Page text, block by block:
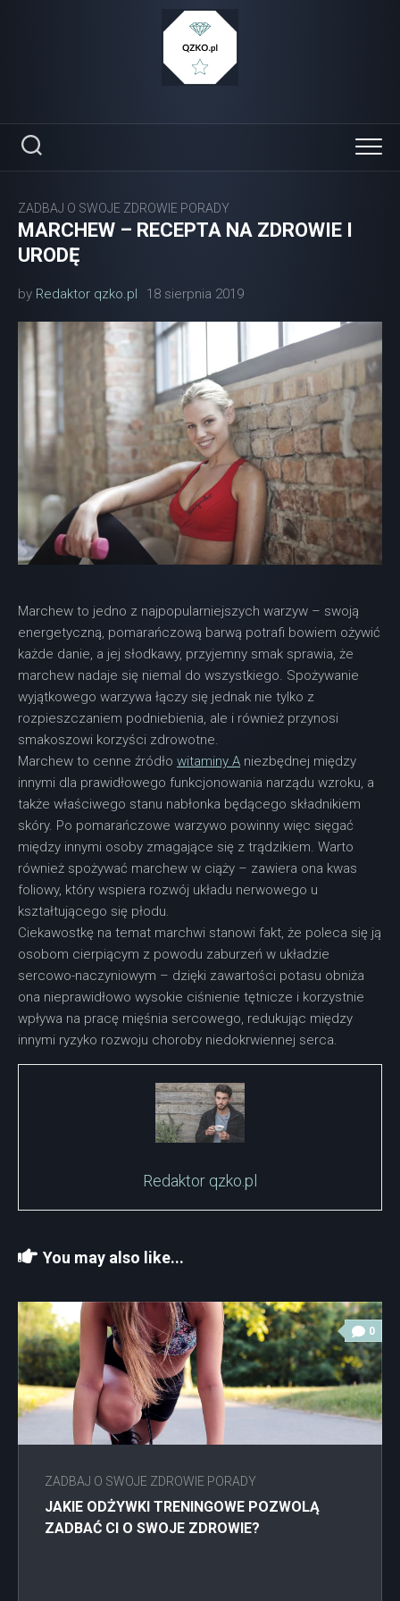
ZADBAJ O SWOJE ZDROWIE PORADY
MARCHEW – RECEPTA NA ZDROWIE I
URODĘ
by Redaktor qzko.pl 18 sierpnia 2019
Marchew to jedno z najpopularniejszych warzyw – swoją
energetyczną, pomarańczową barwą potrafi bowiem ożywić
każde danie, a jej słodkawy, przyjemny smak sprawia, że
marchew nadaje się niemal do wszystkiego. Spożywanie
wyjątkowego warzywa łączy się jednak nie tylko z
rozpieszczaniem podniebienia, ale i również przynosi
smakoszowi korzyści zdrowotne.
Marchew to cenne źródło witaminy A niezbędnej między
innymi dla prawidłowego funkcjonowania narządu wzroku, a
także właściwego stanu nabłonka będącego składnikiem
skóry. Po pomarańczowe warzywo powinny więc sięgać
między innymi osoby zmagające się z trądzikiem. Warto
również spożywać marchew w ciąży – zawiera ona kwas
foliowy, który wspiera rozwój układu nerwowego u
kształtującego się płodu.
Ciekawostkę na temat marchwi stanowi fakt, że poleca się ją
osobom cierpiącym z powodu zaburzeń w układzie
sercowo-naczyniowym – dzięki zawartości potasu obniża
ona nieprawidłowo wysokie ciśnienie tętnicze i korzystnie
wpływa na pracę mięśnia sercowego, redukując między
innymi ryzyko rozwoju choroby niedokrwiennej serca.
Redaktor qzko.pl
You may also like...
0
ZADBAJ O SWOJE ZDROWIE PORADY
JAKIE ODŻYWKI TRENINGOWE POZWOLĄ
ZADBAĆ CI O SWOJE ZDROWIE?